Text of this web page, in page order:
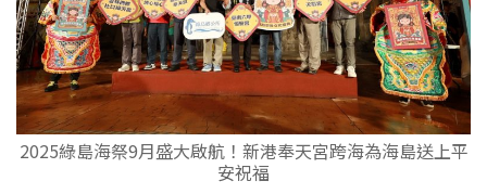
2025綠島海祭9月盛大啟航！新港奉天宮跨海為海島送上平
安祝福